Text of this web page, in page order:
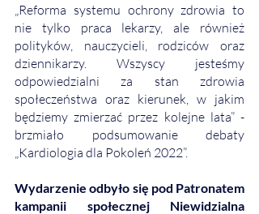
„Reforma systemu ochrony zdrowia to
nie tylko praca lekarzy, ale również
polityków, nauczycieli, rodziców oraz
dziennikarzy. Wszyscy jesteśmy
odpowiedzialni za stan zdrowia
społeczeństwa oraz kierunek, w jakim
będziemy zmierzać przez kolejne lata” -
brzmiało podsumowanie debaty
„Kardiologia dla Pokoleń 2022”.
Wydarzenie odbyło się pod Patronatem
kampanii społecznej Niewidzialna